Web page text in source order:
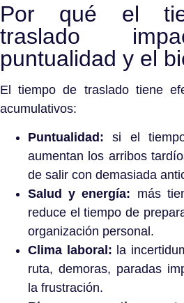
Por qué el
traslado
puntualidad y el
El tiempo de traslado tiene
acumulativos:
Puntualidad: si el
aumentan los arribos
de salir con demasiada
Salud y energía: más
reduce el tiempo de
organización personal.
Clima laboral: la
ruta, demoras, paradas
la frustración.